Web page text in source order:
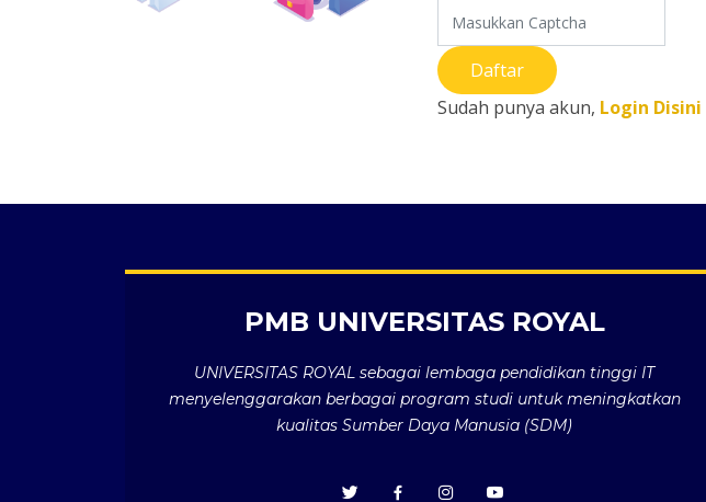
Daftar
Sudah punya akun, Login Disini
PMB UNIVERSITAS ROYAL
UNIVERSITAS ROYAL sebagai lembaga pendidikan tinggi IT
menyelenggarakan berbagai program studi untuk meningkatkan
kualitas Sumber Daya Manusia (SDM)